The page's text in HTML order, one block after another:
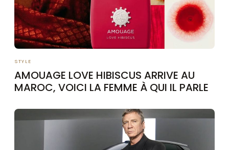
STYLE
AMOUAGE LOVE HIBISCUS ARRIVE AU
MAROC, VOICI LA FEMME À QUI IL PARLE